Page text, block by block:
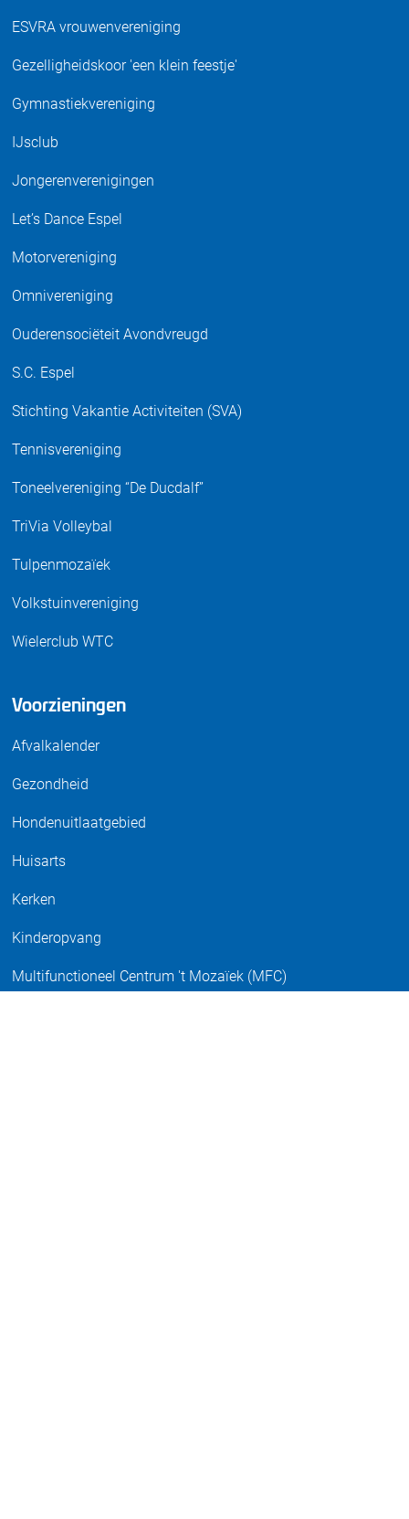
ESVRA vrouwenvereniging
Gezelligheidskoor 'een klein feestje'
Gymnastiekvereniging
IJsclub
Jongerenverenigingen
Let’s Dance Espel
Motorvereniging
Omnivereniging
Ouderensociëteit Avondvreugd
S.C. Espel
Stichting Vakantie Activiteiten (SVA)
Tennisvereniging
Toneelvereniging “De Ducdalf”
TriVia Volleybal
Tulpenmozaïek
Volkstuinvereniging
Wielerclub WTC
Voorzieningen
Afvalkalender
Gezondheid
Hondenuitlaatgebied
Huisarts
Kerken
Kinderopvang
Multifunctioneel Centrum 't Mozaïek (MFC)